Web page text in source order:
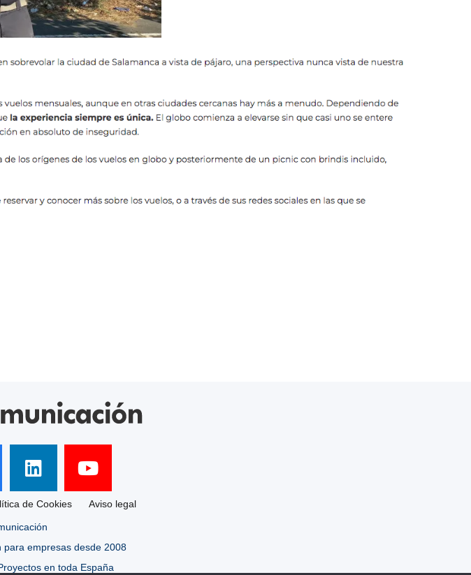
de Cookies Aviso legal
para empresas desde 2008
en toda España